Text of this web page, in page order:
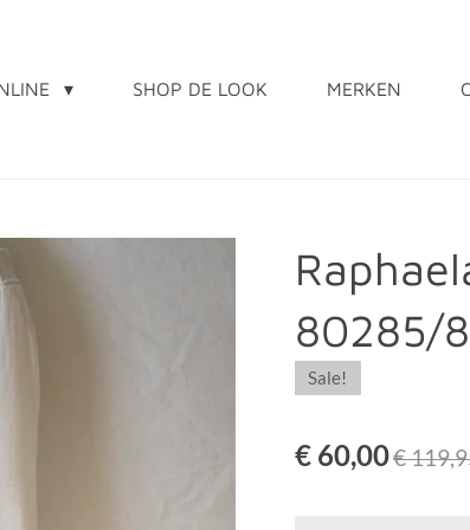
SHOP DE LOOK MERKEN
80285/
Sale!
€ 60,00€